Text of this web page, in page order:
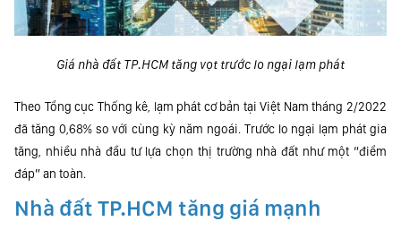
Giá nhà đất TP.HCM tăng vọt trước lo ngại lạm phát
Theo Tổng cục Thống kê, lạm phát cơ bản tại Việt Nam tháng 2/2022
đã tăng 0,68% so với cùng kỳ năm ngoái. Trước lo ngại lạm phát gia
tăng, nhiều nhà đầu tư lựa chọn thị trường nhà đất như một “điểm
đáp” an toàn.
Nhà đất TP.HCM tăng giá mạnh